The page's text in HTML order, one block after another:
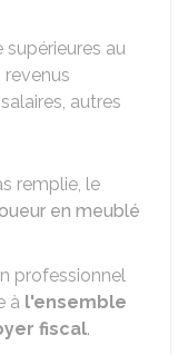
au
autres
remplie, le
en meublé
professionnel
à l'ensemble
fiscal.